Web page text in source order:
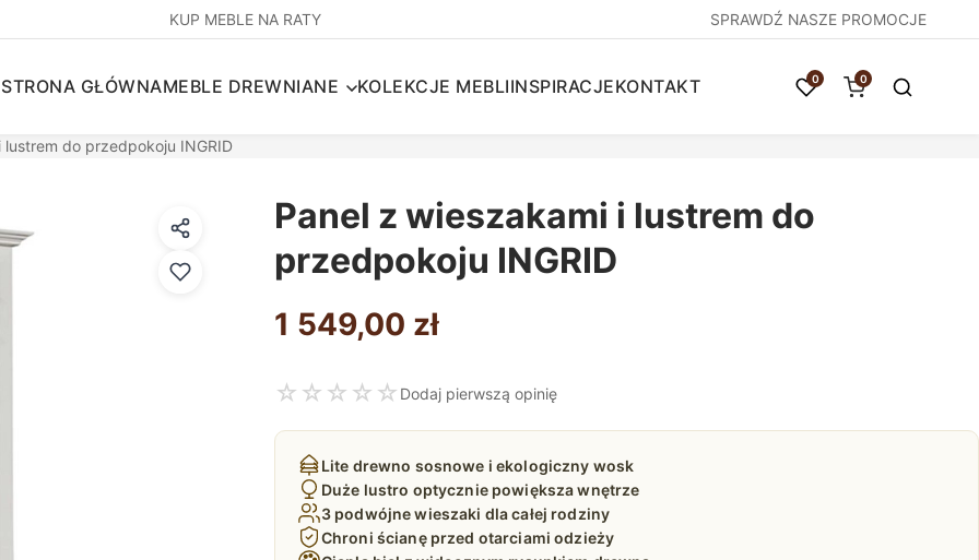
KUP MEBLE NA RATY SPRAWDŹ NASZE PROMOCJE
STRONA GŁÓWNAMEBLE DREWNIANE KOLEKCJE MEBLIINSPIRACJEKONTAKT 0 0
do przedpokoju INGRID
Panel z wieszakami i lustrem do
przedpokoju INGRID
1 549,00 zł
☆ ☆ ☆ ☆ ☆ Dodaj pierwszą opinię
Lite drewno sosnowe i ekologiczny wosk
Duże lustro optycznie powiększa wnętrze
3 podwójne wieszaki dla całej rodziny
Chroni ścianę przed otarciami odzieży